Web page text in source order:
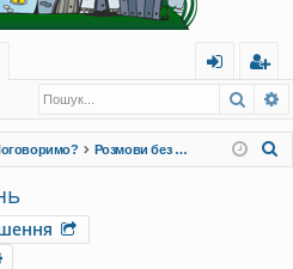
д
еє
ст
ра
Розмови без обмежень